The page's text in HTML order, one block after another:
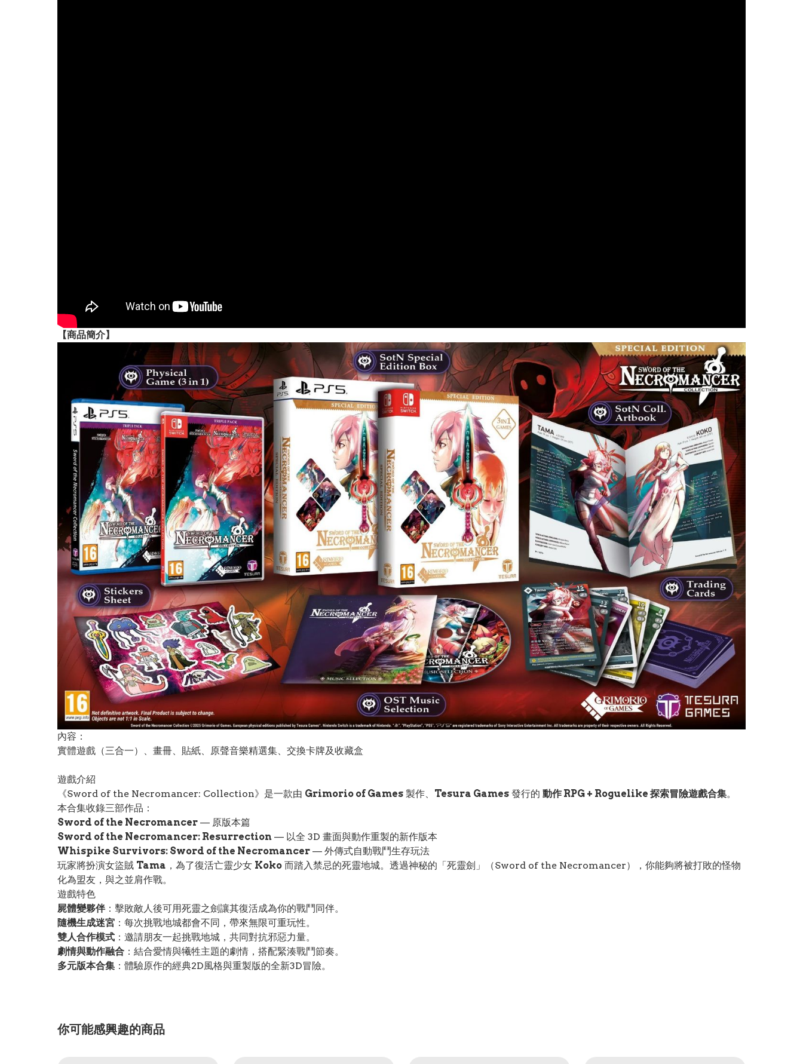
【商品簡介】
內容：
實體遊戲（三合一）、畫冊、貼紙、原聲音樂精選集、交換卡牌及收藏盒
遊戲介紹
《Sword of the Necromancer: Collection》是一款由 Grimorio of Games 製作、 Tesura Games 發行的 動作 RPG + Roguelike 探索冒險遊戲合集。
本合集收錄三部作品：
Sword of the Necromancer — 原版本篇
Sword of the Necromancer: Resurrection — 以全 3D 畫面與動作重製的新作版本
Whispike Survivors: Sword of the Necromancer — 外傳式自動戰鬥生存玩法
玩家將扮演女盜賊 Tama ，為了復活亡靈少女 Koko 而踏入禁忌的死靈地城。透過神秘的「死靈劍」（Sword of the Necromancer），你能夠將被打敗的怪物
化為盟友，與之並肩作戰。
遊戲特色
屍體變夥伴 ：擊敗敵人後可用死靈之劍讓其復活成為你的戰鬥同伴。
隨機生成迷宮 ：每次挑戰地城都會不同，帶來無限可重玩性。
雙人合作模式 ：邀請朋友一起挑戰地城，共同對抗邪惡力量。
劇情與動作融合 ：結合愛情與犧牲主題的劇情，搭配緊湊戰鬥節奏。
多元版本合集 ：體驗原作的經典2D風格與重製版的全新3D冒險。
你可能感興趣的商品